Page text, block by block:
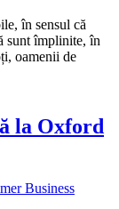
în sensul că
sunt împlinite, în
oamenii de
la Oxford